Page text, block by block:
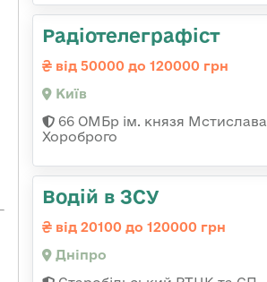
Радіотелеграфіст
від 50000 до 120000 грн
Київ
66 ОМБр ім. князя Мстислава
Хороброго
Водій в ЗСУ
від 20100 до 120000 грн
Дніпро